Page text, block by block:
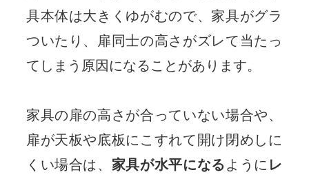
具本体は大きくゆがむので、家具がグラ
ついたり、扉同士の高さがズレて当たっ
てしまう原因になることがあります。
家具の扉の高さが合っていない場合や、
扉が天板や底板にこすれて開け閉めしに
くい場合は、 家具が水平になる ように レ